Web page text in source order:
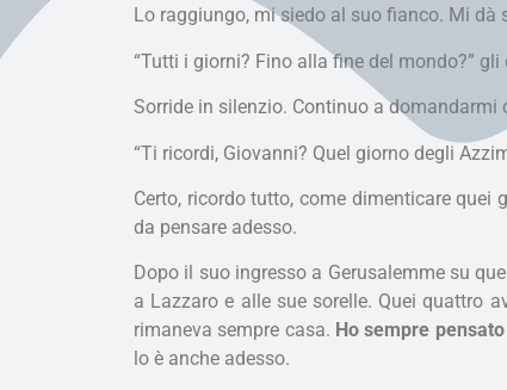
Lo raggiungo, mi siedo al suo fianco. Mi
“Tutti i giorni? Fino alla fine del mondo?” gli
Sorride in silenzio. Continuo a
“Ti ricordi, Giovanni? Quel giorno degli
Certo, ricordo tutto, come dimenticare quei
da pensare adesso.
Dopo il suo ingresso a Gerusalemme su
a Lazzaro e alle sue sorelle. Quei quattro
rimaneva sempre casa. Ho sempre
lo è anche adesso.